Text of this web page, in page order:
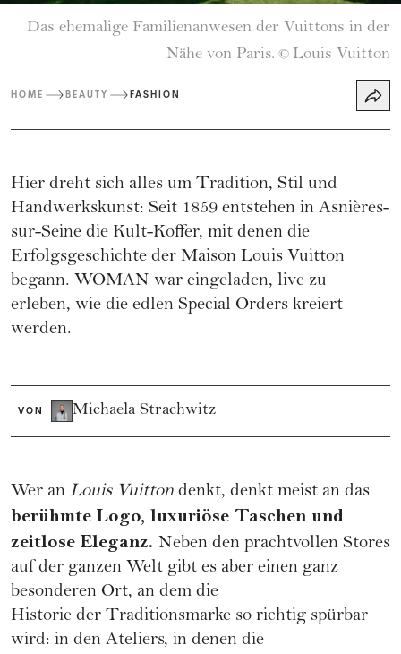
Das ehemalige Familienanwesen der Vuittons in der
Nähe von Paris. © Louis Vuitton
HOME BEAUTY FASHION
Hier dreht sich alles um Tradition, Stil und
Handwerkskunst: Seit 1859 entstehen in Asnières-
sur-Seine die Kult-Koffer, mit denen die
Erfolgsgeschichte der Maison Louis Vuitton
begann. WOMAN war eingeladen, live zu
erleben, wie die edlen Special Orders kreiert
werden.
VON Michaela Strachwitz
Wer an Louis Vuitton denkt, denkt meist an das
berühmte Logo, luxuriöse Taschen und
zeitlose Eleganz. Neben den prachtvollen Stores
auf der ganzen Welt gibt es aber einen ganz
besonderen Ort, an dem die
Historie der Traditionsmarke so richtig spürbar
wird: in den Ateliers, in denen die